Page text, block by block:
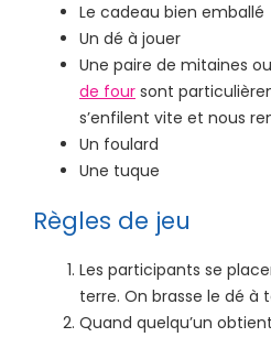
Le cadeau bien emballé
Un dé à jouer
Une paire de mitaines
de four sont
s’enfilent vite et nous
Un foulard
Une tuque
Règles de jeu
Les participants se
terre. On brasse le dé à
Quand quelqu’un